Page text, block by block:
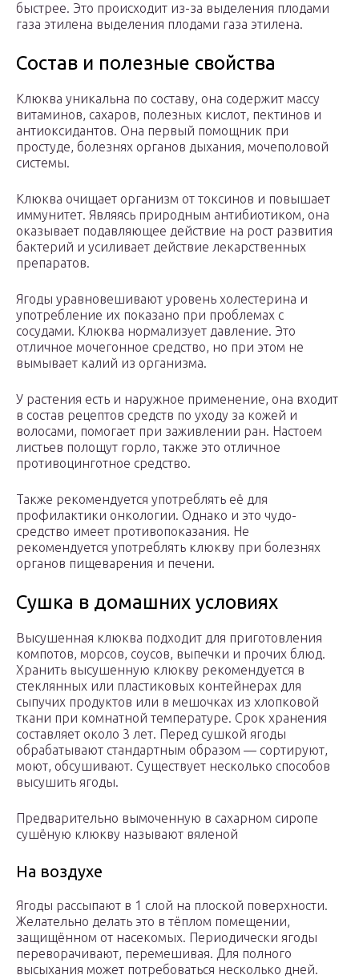
быстрее. Это происходит из-за выделения плодами
газа этилена выделения плодами газа этилена.
Состав и полезные свойства
Клюква уникальна по составу, она содержит массу
витаминов, сахаров, полезных кислот, пектинов и
антиоксидантов. Она первый помощник при
простуде, болезнях органов дыхания, мочеполовой
системы.
Клюква очищает организм от токсинов и повышает
иммунитет. Являясь природным антибиотиком, она
оказывает подавляющее действие на рост развития
бактерий и усиливает действие лекарственных
препаратов.
Ягоды уравновешивают уровень холестерина и
употребление их показано при проблемах с
сосудами. Клюква нормализует давление. Это
отличное мочегонное средство, но при этом не
вымывает калий из организма.
У растения есть и наружное применение, она входит
в состав рецептов средств по уходу за кожей и
волосами, помогает при заживлении ран. Настоем
листьев полощут горло, также это отличное
противоцинготное средство.
Также рекомендуется употреблять её для
профилактики онкологии. Однако и это чудо-
средство имеет противопоказания. Не
рекомендуется употреблять клюкву при болезнях
органов пищеварения и печени.
Сушка в домашних условиях
Высушенная клюква подходит для приготовления
компотов, морсов, соусов, выпечки и прочих блюд.
Хранить высушенную клюкву рекомендуется в
стеклянных или пластиковых контейнерах для
сыпучих продуктов или в мешочках из хлопковой
ткани при комнатной температуре. Срок хранения
составляет около 3 лет. Перед сушкой ягоды
обрабатывают стандартным образом — сортируют,
моют, обсушивают. Существует несколько способов
высушить ягоды.
Предварительно вымоченную в сахарном сиропе
сушёную клюкву называют вяленой
На воздухе
Ягоды рассыпают в 1 слой на плоской поверхности.
Желательно делать это в тёплом помещении,
защищённом от насекомых. Периодически ягоды
переворачивают, перемешивая. Для полного
высыхания может потребоваться несколько дней.